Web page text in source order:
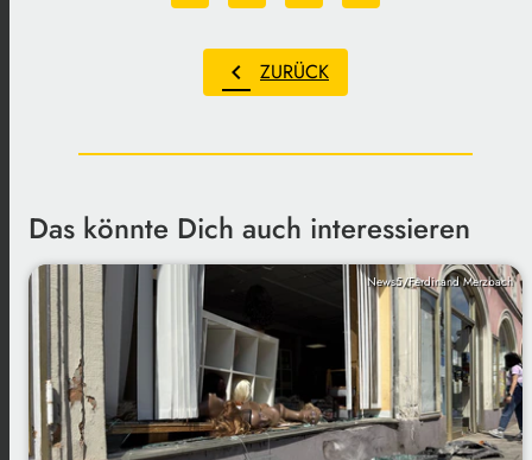
chevron_left ZURÜCK
Das könnte Dich auch interessieren
News5/Ferdinand Merzbach